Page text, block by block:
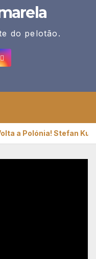
do pelotão.
a Polónia! Stefan